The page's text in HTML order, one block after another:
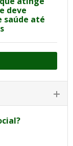
deve
saúde até